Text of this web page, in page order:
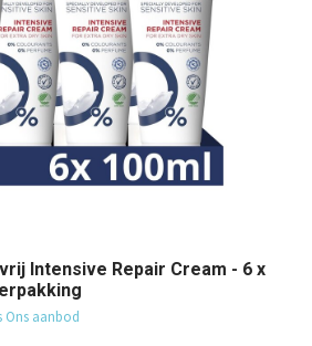
Intensive Repair Cream - 6 x
Ons aanbod